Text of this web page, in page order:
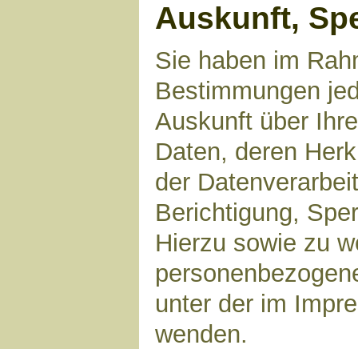
Auskunft,
Sie haben im
Bestimmungen
Auskunft über
Daten, deren
der
Berichtigung,
Hierzu sowie zu
unter der im
wenden.